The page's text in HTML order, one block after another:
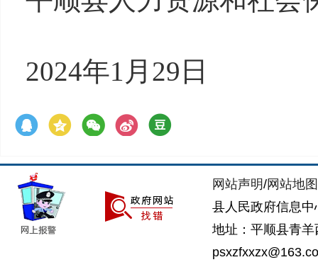
2024年1月29日
网站声明/网站地图
县人民政府信息中
地址：平顺县青